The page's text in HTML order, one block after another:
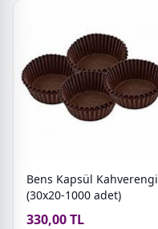
Bens Kapsül Kahverengi
(30x20-1000 adet)
330,00 TL